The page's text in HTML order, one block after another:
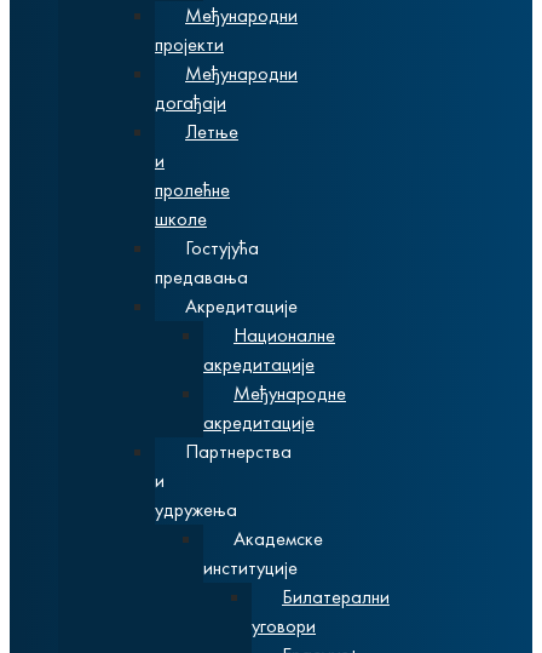
Међународни
пројекти
Међународни
догађаји
Летње
и
пролећне
школе
Гостујућа
предавања
Акредитације
Националне
акредитације
Међународне
акредитације
Партнерства
и
удружења
Академске
институције
Билатерални
уговори